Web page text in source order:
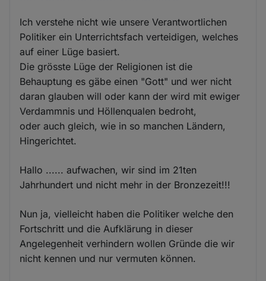
Ich verstehe nicht wie unsere Verantwortlichen
Politiker ein Unterrichtsfach verteidigen, welches
auf einer Lüge basiert.
Die grösste Lüge der Religionen ist die
Behauptung es gäbe einen "Gott" und wer nicht
daran glauben will oder kann der wird mit ewiger
Verdammnis und Höllenqualen bedroht,
oder auch gleich, wie in so manchen Ländern,
Hingerichtet.
Hallo ...... aufwachen, wir sind im 21ten
Jahrhundert und nicht mehr in der Bronzezeit!!!
Nun ja, vielleicht haben die Politiker welche den
Fortschritt und die Aufklärung in dieser
Angelegenheit verhindern wollen Gründe die wir
nicht kennen und nur vermuten können.